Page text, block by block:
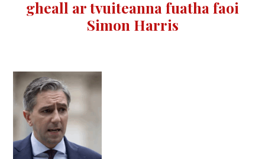
gheall ar tvuiteanna fuatha faoi
Simon Harris